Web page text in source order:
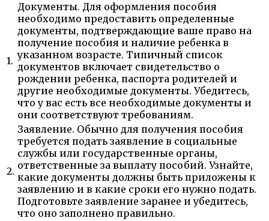
1.
Документы. Для оформления пособия
необходимо предоставить определенные
документы, подтверждающие ваше право на
получение пособия и наличие ребенка в
указанном возрасте. Типичный список
документов включает свидетельство о
рождении ребенка, паспорта родителей и
другие необходимые документы. Убедитесь,
что у вас есть все необходимые документы и
они соответствуют требованиям.
2.
Заявление. Обычно для получения пособия
требуется подать заявление в социальные
службы или государственные органы,
ответственные за выплату пособий. Узнайте,
какие документы должны быть приложены к
заявлению и в какие сроки его нужно подать.
Подготовьте заявление заранее и убедитесь,
что оно заполнено правильно.